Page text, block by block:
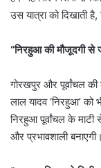
उस यात्रा को दिखाती
“निरहुआ की मौजूदगी से
गोरखपुर और पूर्वांचल
लाल यादव ‘निरहुआ’
निरहुआ पूर्वांचल के
और प्रभावशाली बनाएगी।